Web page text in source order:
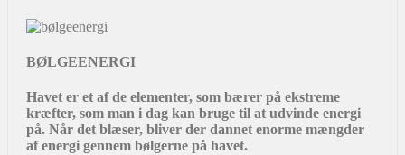
BØLGEENERGI
Havet er et af de elementer, som bærer på ekstreme
kræfter, som man i dag kan bruge til at udvinde energi
på. Når det blæser, bliver der dannet enorme mængder
af energi gennem bølgerne på havet.